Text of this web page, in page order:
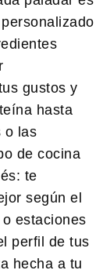
gustos y
hasta
o las
de cocina
te
según el
estaciones
perfil de tus
hecha a tu